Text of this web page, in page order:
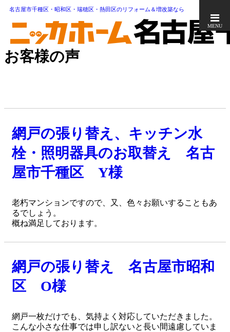
名古屋市千種区・昭和区・瑞穂区・熱田区のリフォーム＆増改築なら
MENU
お客様の声
網戸の張り替え、キッチン水
栓・照明器具のお取替え 名古
屋市千種区 Y様
老朽マンションですので、又、色々お願いすることもあ
るでしょう。
概ね満足しております。
網戸の張り替え 名古屋市昭和
区 O様
網戸一枚だけでも、気持よく対応していただきました。
こんな小さな仕事では申し訳ないと長い間遠慮していま